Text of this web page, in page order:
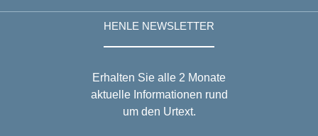
HENLE NEWSLETTER
Erhalten Sie alle 2 Monate
aktuelle Informationen rund
um den Urtext.